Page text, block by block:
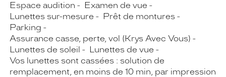
Espace audition
Examen de vue
Lunettes sur-mesure
Prêt de montures
Parking
Assurance casse, perte, vol (Krys Avec Vous)
Lunettes de soleil
Lunettes de vue
Vos lunettes sont cassées : solution de
remplacement, en moins de 10 min, par impression